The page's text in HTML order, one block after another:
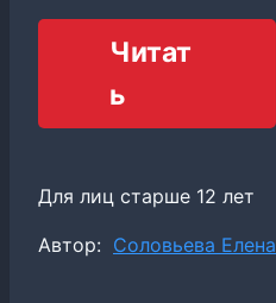
Читат
ь
Для лиц старше 12 лет
Метки
Автор: Соловьева Елена